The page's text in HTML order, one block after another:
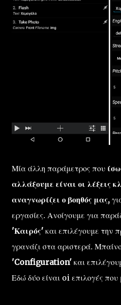
Μία άλλη παράμετρος που
αλλάξουμε είναι οι λέξεις
αναγνωρίζει ο βοηθός μας,
εργασίες. Ανοίγουμε για
'Καιρός' και επιλέγουμε την
γρανάζι στα αριστερά.
'Configuration' και
Εδώ δύο είναι oi επιλογές